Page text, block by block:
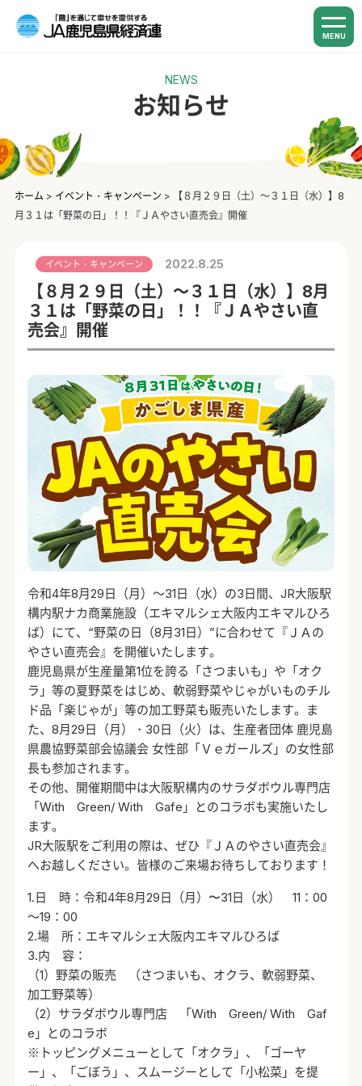
MENU
NEWS
お知らせ
ホーム > イベント・キャンペーン >
【８月２９日（土）～３１日（水）】8
月３１は「野菜の日」！！『ＪＡやさい直売会』開催
イベント・キャンペーン 2022.8.25
【８月２９日（土）～３１日（水）】8月
３１は「野菜の日」！！『ＪＡやさい直
売会』開催
令和4年8月29日（月）～31日（水）の3日間、JR大阪駅
構内駅ナカ商業施設（エキマルシェ大阪内エキマルひろ
ば）にて、“野菜の日（8月31日）”に合わせて『ＪＡの
やさい直売会』を開催いたします。
鹿児島県が生産量第1位を誇る「さつまいも」や「オク
ラ」等の夏野菜をはじめ、軟弱野菜やじゃがいものチル
ド品「楽じゃが」等の加工野菜も販売いたします。ま
た、8月29日（月）・30日（火）は、生産者団体 鹿児島
県農協野菜部会協議会 女性部「Ｖｅガールズ」の女性部
長も参加されます。
その他、開催期間中は大阪駅構内のサラダボウル専門店
「With Green/ With Gafe」とのコラボも実施いたし
ます。
JR大阪駅をご利用の際は、ぜひ『ＪＡのやさい直売会』
へお越しください。皆様のご来場お待ちしております！
1.日 時：令和4年8月29日（月）〜31日（水） 11：00
～19：00
2.場 所：エキマルシェ大阪内エキマルひろば
3.内 容：
（1）野菜の販売 （さつまいも、オクラ、軟弱野菜、
加工野菜等）
（2）サラダボウル専門店 「With Green/ With Gaf
e」とのコラボ
※トッピングメニューとして「オクラ」、「ゴーヤ
ー」、「ごぼう」、スムージーとして「小松菜」を提